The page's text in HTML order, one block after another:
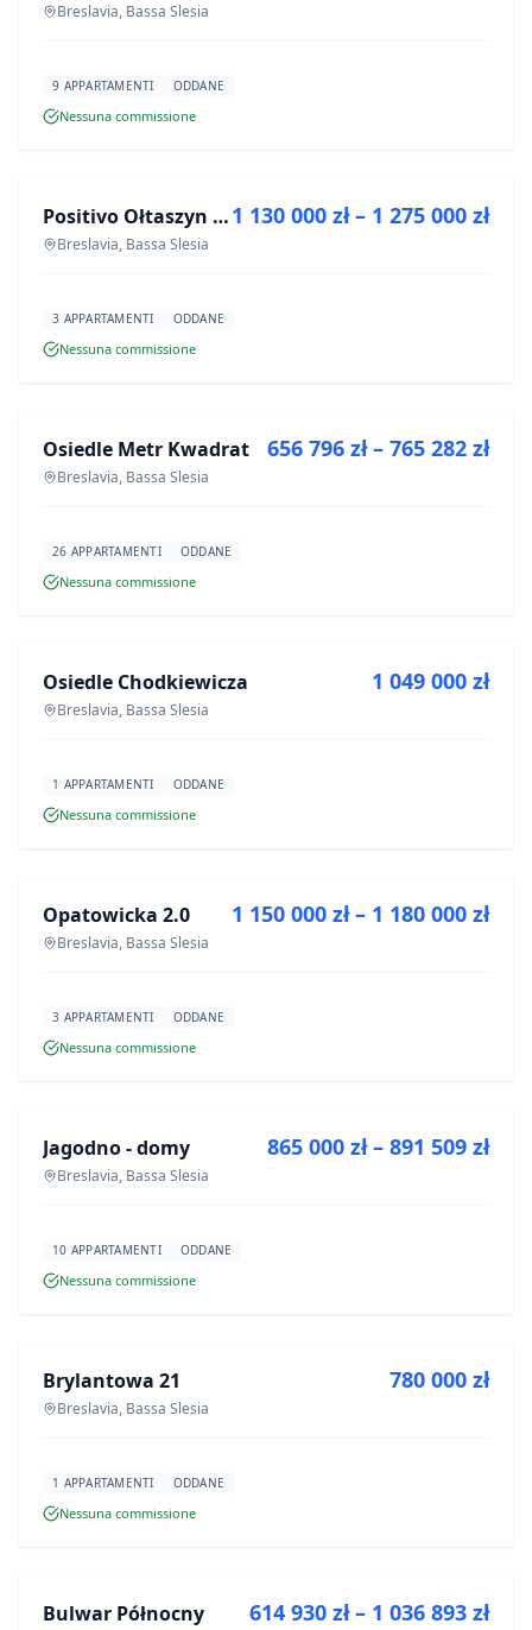
Breslavia, Bassa Slesia
9 APPARTAMENTI ODDANE
Nessuna commissione
PROGETTO Positivo Ołtaszyn - mieszkania wykończone pod klucz
Breslavia, Bassa Slesia
1 130 000 zł – 1 275 000 zł
3 APPARTAMENTI ODDANE
Nessuna commissione
PROGETTO
Osiedle Metr Kwadrat
Breslavia, Bassa Slesia
656 796 zł – 765 282 zł
26 APPARTAMENTI ODDANE
Nessuna commissione
PROGETTO
Osiedle Chodkiewicza
Breslavia, Bassa Slesia
1 049 000 zł
1 APPARTAMENTI ODDANE
Nessuna commissione
PROGETTO
Opatowicka 2.0
Breslavia, Bassa Slesia
1 150 000 zł – 1 180 000 zł
3 APPARTAMENTI ODDANE
Nessuna commissione
PROGETTO
Jagodno - domy
Breslavia, Bassa Slesia
865 000 zł – 891 509 zł
10 APPARTAMENTI ODDANE
Nessuna commissione
PROGETTO
Brylantowa 21
Breslavia, Bassa Slesia
780 000 zł
1 APPARTAMENTI ODDANE
Nessuna commissione
PROGETTO
Bulwar Północny 614 930 zł – 1 036 893 zł